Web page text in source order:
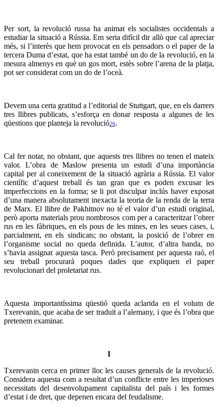
Per sort, la revolució russa ha animat els socialistes occidentals a
estudiar la situació a Rússia. Em seria difícil dir allò que cal apreciar
més, si l’interès que hem provocat en els pensadors o el paper de la
tercera Duma d’estat, que ha estat també un do de la revolució, en la
mesura almenys en què un gos mort, estès sobre l’arena de la platja,
pot ser considerat com un do de l’oceà.
Devem una certa gratitud a l’editorial de Stuttgart, que, en els darrers
tres llibres publicats, s’esforça en donar resposta a algunes de les
qüestions que planteja la revolució20.
Cal fer notar, no obstant, que aquests tres llibres no tenen el mateix
valor. L’obra de Maslow presenta un estudi d’una importància
capital per al coneixement de la situació agrària a Rússia. El valor
científic d’aquest treball és tan gran que es poden excusar les
imperfeccions en la forma; se li pot disculpar inclús haver exposat
d’una manera absolutament inexacta la teoria de la renda de la terra
de Marx. El llibre de Pakhitnov no té el valor d’un estudi original,
però aporta materials prou nombrosos com per a caracteritzar l’obrer
rus en les fàbriques, en els pous de les mines, en les seues cases, i,
parcialment, en els sindicats; no obstant, la posició de l’obrer en
l’organisme social no queda definida. L’autor, d’altra banda, no
s’havia assignat aquesta tasca. Però precisament per aquesta raó, el
seu treball procurarà poques dades que expliquen el paper
revolucionari del proletariat rus.
Aquesta importantíssima qüestió queda aclarida en el volum de
Txerevanin, que acaba de ser traduït a l’alemany, i que és l’obra que
pretenem examinar.
I
Txerevanin cerca en primer lloc les causes generals de la revolució.
Considera aquesta com a resultat d’un conflicte entre les imperioses
necessitats del desenvolupament capitalista del país i les formes
d’estat i de dret, que depenen encara del feudalisme.